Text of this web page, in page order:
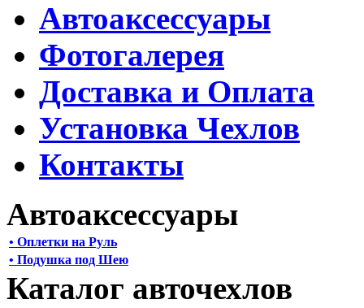
Автоаксессуары
Фотогалерея
Доставка и Оплата
Установка Чехлов
Контакты
Автоаксессуары
• Оплетки на Руль
• Подушка под Шею
Каталог авточехлов